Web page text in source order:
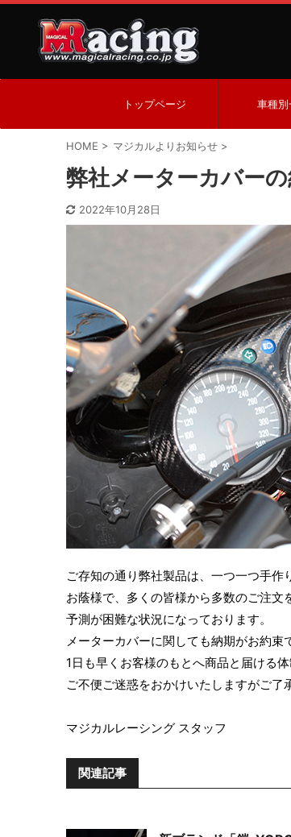
トップページ 車種別
HOME > マジカルよりお知らせ >
弊社メーターカバー
2022年10月28日
ご存知の通り弊社製品は、一つ一つ手作
お蔭様で、多くの皆様から多数のご注
予測が困難な状況になっております。
メーターカバーに関しても納期がお約束
1日も早くお客様のもとへ商品と届ける
ご不便ご迷惑をおかけいたしますがご了
マジカルレーシング スタッフ
関連記事